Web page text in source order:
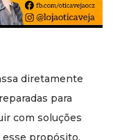
diretamente
para
com soluções
esse propósito,